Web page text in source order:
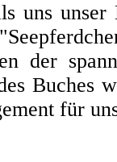
uns
der
Buches
für